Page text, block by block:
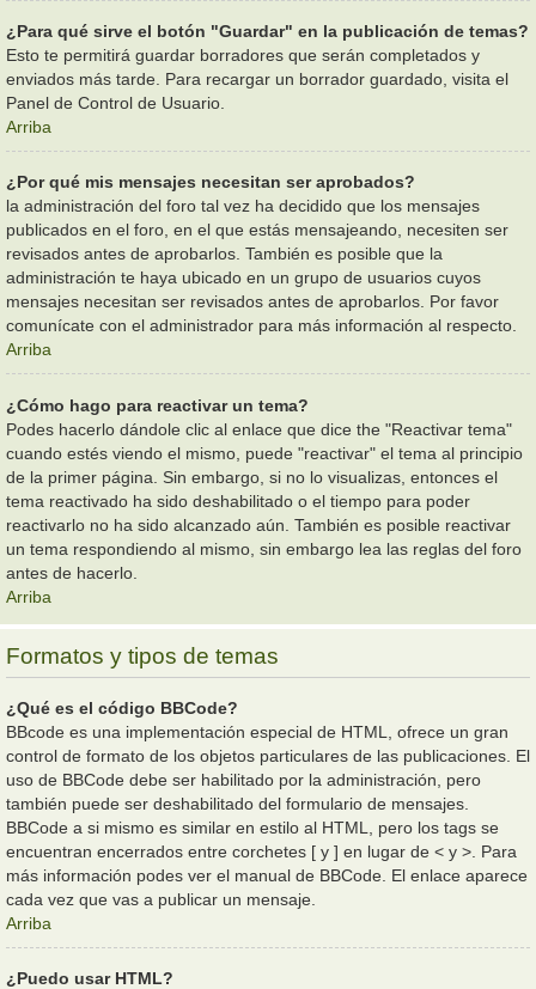
¿Para qué sirve el botón "Guardar" en la publicación de temas?
Esto te permitirá guardar borradores que serán completados y
enviados más tarde. Para recargar un borrador guardado, visita el
Panel de Control de Usuario.
Arriba
¿Por qué mis mensajes necesitan ser aprobados?
la administración del foro tal vez ha decidido que los mensajes
publicados en el foro, en el que estás mensajeando, necesiten ser
revisados antes de aprobarlos. También es posible que la
administración te haya ubicado en un grupo de usuarios cuyos
mensajes necesitan ser revisados antes de aprobarlos. Por favor
comunícate con el administrador para más información al respecto.
Arriba
¿Cómo hago para reactivar un tema?
Podes hacerlo dándole clic al enlace que dice the "Reactivar tema"
cuando estés viendo el mismo, puede "reactivar" el tema al principio
de la primer página. Sin embargo, si no lo visualizas, entonces el
tema reactivado ha sido deshabilitado o el tiempo para poder
reactivarlo no ha sido alcanzado aún. También es posible reactivar
un tema respondiendo al mismo, sin embargo lea las reglas del foro
antes de hacerlo.
Arriba
Formatos y tipos de temas
¿Qué es el código BBCode?
BBcode es una implementación especial de HTML, ofrece un gran
control de formato de los objetos particulares de las publicaciones. El
uso de BBCode debe ser habilitado por la administración, pero
también puede ser deshabilitado del formulario de mensajes.
BBCode a si mismo es similar en estilo al HTML, pero los tags se
encuentran encerrados entre corchetes [ y ] en lugar de < y >. Para
más información podes ver el manual de BBCode. El enlace aparece
cada vez que vas a publicar un mensaje.
Arriba
¿Puedo usar HTML?